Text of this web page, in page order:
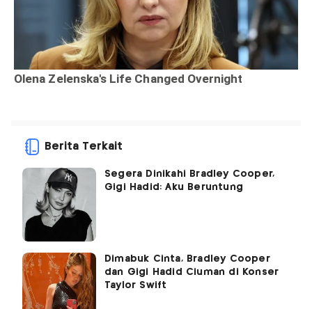
Berita Terkait
Segera Dinikahi Bradley Cooper,
Gigi Hadid: Aku Beruntung
Dimabuk Cinta, Bradley Cooper
dan Gigi Hadid Ciuman di Konser
Taylor Swift